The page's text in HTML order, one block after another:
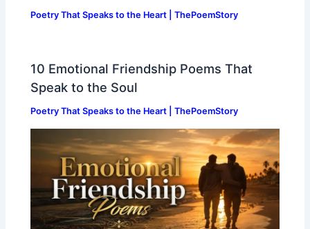
Poetry That Speaks to the Heart | ThePoemStory
10 Emotional Friendship Poems That
Speak to the Soul
Poetry That Speaks to the Heart | ThePoemStory